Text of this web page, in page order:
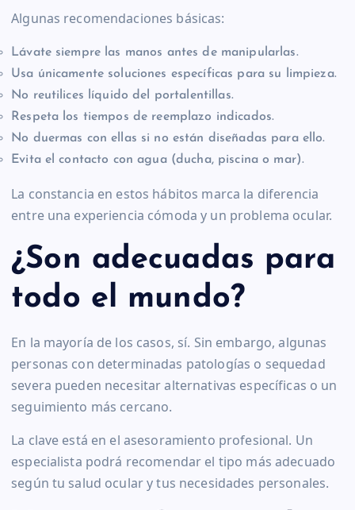
Algunas recomendaciones básicas:
Lávate siempre las manos antes de manipularlas.
Usa únicamente soluciones específicas para su limpieza.
No reutilices líquido del portalentillas.
Respeta los tiempos de reemplazo indicados.
No duermas con ellas si no están diseñadas para ello.
Evita el contacto con agua (ducha, piscina o mar).
La constancia en estos hábitos marca la diferencia
entre una experiencia cómoda y un problema ocular.
¿Son adecuadas para
todo el mundo?
En la mayoría de los casos, sí. Sin embargo, algunas
personas con determinadas patologías o sequedad
severa pueden necesitar alternativas específicas o un
seguimiento más cercano.
La clave está en el asesoramiento profesional. Un
especialista podrá recomendar el tipo más adecuado
según tu salud ocular y tus necesidades personales.